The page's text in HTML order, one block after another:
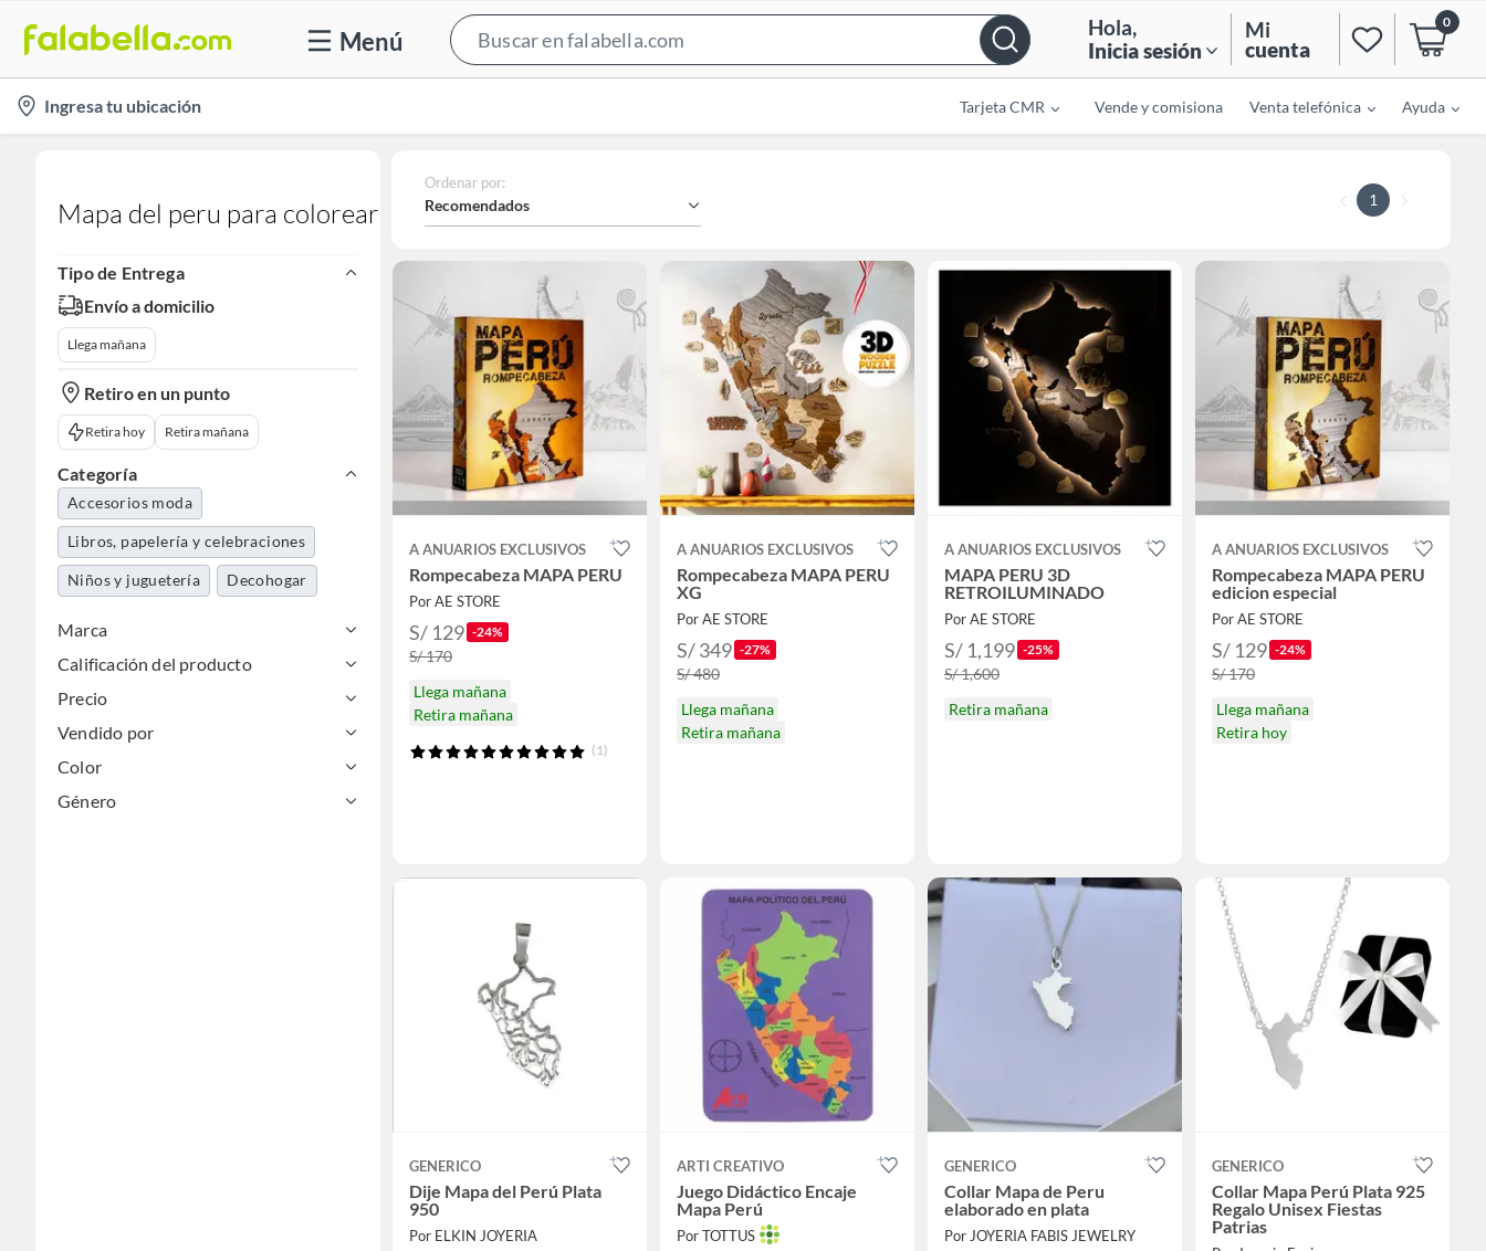
Menú
Bar
Hola,
Inicia sesión
Mi
cuenta
0
location-
icon
Ingresa tu ubicación Tarjeta CMR Vende y comisiona Venta telefónica Ayuda
Mapa del peru para colorear
Tipo de Entrega
Envío a domicilio
Llega mañana
Retiro en un punto
Retira hoy Retira mañana
Categoría
Accesorios moda
Libros, papelería y celebraciones
Niños y juguetería Decohogar
Marca
Calificación del producto
Precio
Vendido por
Color
Género
Ordenar por:
Recomendados 1
A ANUARIOS EXCLUSIVOS
Rompecabeza MAPA PERU
Por AE STORE
S/ 129 -24%
S/ 170
Llega mañana
Retira mañana
(1)
A ANUARIOS EXCLUSIVOS
Rompecabeza MAPA PERU
XG
Por AE STORE
S/ 349 -27%
S/ 480
Llega mañana
Retira mañana
A ANUARIOS EXCLUSIVOS
MAPA PERU 3D
RETROILUMINADO
Por AE STORE
S/ 1,199 -25%
S/ 1,600
Retira mañana
A ANUARIOS EXCLUSIVOS
Rompecabeza MAPA PERU
edicion especial
Por AE STORE
S/ 129 -24%
S/ 170
Llega mañana
Retira hoy
GENERICO
Dije Mapa del Perú Plata
950
Por ELKIN JOYERIA
ARTI CREATIVO
Juego Didáctico Encaje
Mapa Perú
Por TOTTUS
GENERICO
Collar Mapa de Peru
elaborado en plata
Por JOYERIA FABIS JEWELRY
GENERICO
Collar Mapa Perú Plata 925
Regalo Unisex Fiestas
Patrias